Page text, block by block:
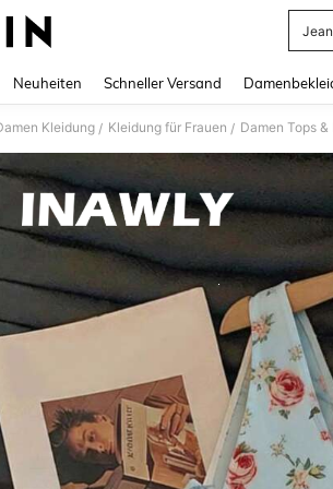
Neuheiten Schneller Versand
Kleidung / Kleidung für Frauen / Damen Tops